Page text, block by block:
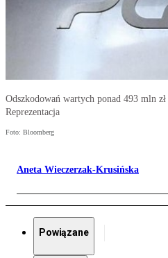
Odszkodowań wartych ponad 493 mln
Reprezentacja
Foto: Bloomberg
Aneta Wieczerzak-Krusińska
Powiązane